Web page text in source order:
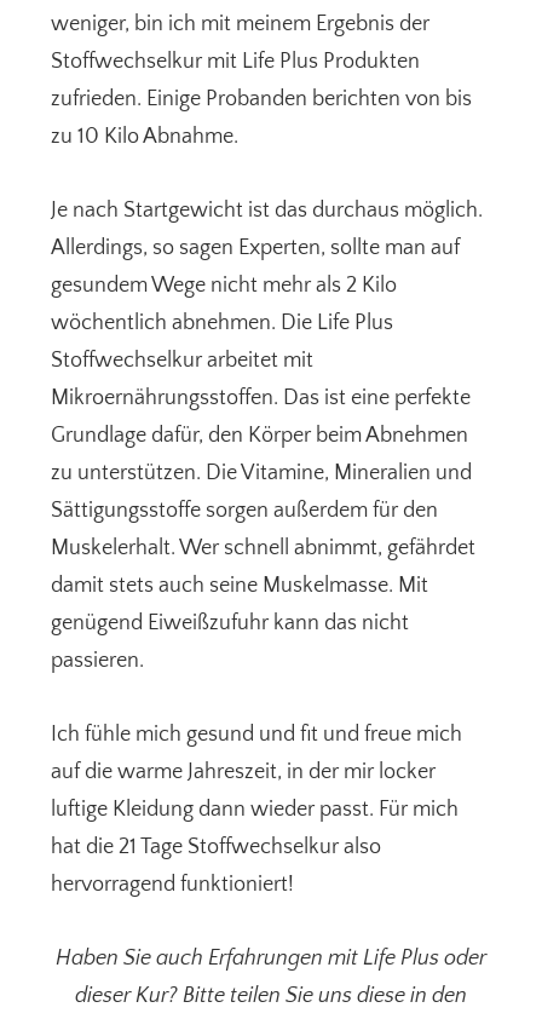
weniger, bin ich mit meinem Ergebnis der
Stoffwechselkur mit Life Plus Produkten
zufrieden. Einige Probanden berichten von bis
zu 10 Kilo Abnahme.
Je nach Startgewicht ist das durchaus möglich.
Allerdings, so sagen Experten, sollte man auf
gesundem Wege nicht mehr als 2 Kilo
wöchentlich abnehmen. Die Life Plus
Stoffwechselkur arbeitet mit
Mikroernährungsstoffen. Das ist eine perfekte
Grundlage dafür, den Körper beim Abnehmen
zu unterstützen. Die Vitamine, Mineralien und
Sättigungsstoffe sorgen außerdem für den
Muskelerhalt. Wer schnell abnimmt, gefährdet
damit stets auch seine Muskelmasse. Mit
genügend Eiweißzufuhr kann das nicht
passieren.
Ich fühle mich gesund und fit und freue mich
auf die warme Jahreszeit, in der mir locker
luftige Kleidung dann wieder passt. Für mich
hat die 21 Tage Stoffwechselkur also
hervorragend funktioniert!
Haben Sie auch Erfahrungen mit Life Plus oder
dieser Kur? Bitte teilen Sie uns diese in den